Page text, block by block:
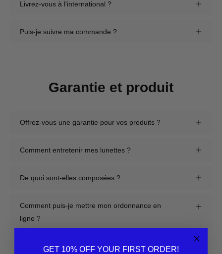
Livrez-vous à l'international ?
Puis-je suivre ma commande ?
Garantie et produit
Offrez-vous une garantie pour vos produits ?
Comment entretenir mes lunettes ?
De quoi sont-elles composées ?
Comment puis-je mettre mon ordonnance en
ligne ?
GET 10% OFF YOUR FIRST ORDER!